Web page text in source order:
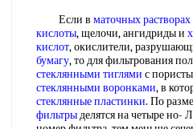
Если в маточных растворах
кислоты, щелочи, ангидриды и
кислот, окислители,
бумагу, то для фильтрования
стеклянными тиглями с
стеклянными воронками, в
стеклянные пластинки. По
фильтрыделятся на четыре но-